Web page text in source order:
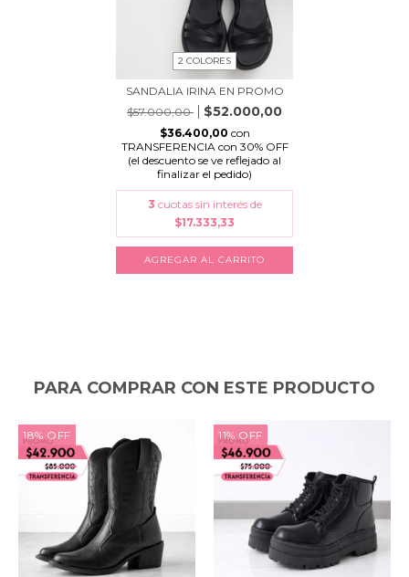
2 COLORES
SANDALIA IRINA EN PROMO
$57.000,00
$52.000,00
$36.400,00 con
TRANSFERENCIA con 30% OFF
(el descuento se ve reflejado al
finalizar el pedido)
3 cuotas sin interés de
$17.333,33
AGREGAR AL CARRITO
PARA COMPRAR CON ESTE PRODUCTO
18% OFF 11% OFF